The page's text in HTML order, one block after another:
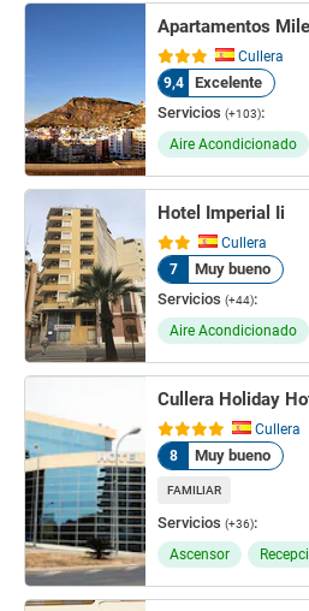
Apartamentos
Cullera
9,4
Excelente
Servicios (+103):
Aire Acondicionado
Hotel Imperial Ii
Cullera
7
Muy bueno
Servicios (+44):
Aire Acondicionado
Cullera Holiday
Cullera
8
Muy bueno
FAMILIAR
Servicios (+36):
Ascensor